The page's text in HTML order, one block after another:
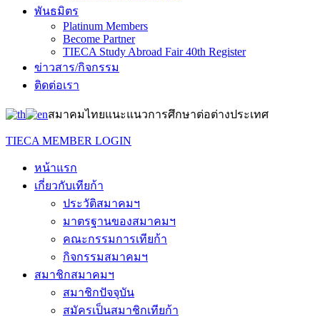
พันธมิตร
Platinum Members
Become Partner
TIECA Study Abroad Fair 40th Register
ข่าวสาร/กิจกรรม
ติดต่อเรา
สมาคมไทยแนะแนวการศึกษาต่อต่างประเทศ
TIECA MEMBER LOGIN
หน้าแรก
เกี่ยวกับเทียก้า
ประวัติสมาคมฯ
มาตรฐานของสมาคมฯ
คณะกรรมการเทียก้า
กิจกรรมสมาคมฯ
สมาชิกสมาคมฯ
สมาชิกปัจจุบัน
สมัครเป็นสมาชิกเทียก้า